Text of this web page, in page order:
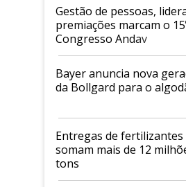
Gestão de pessoas,
premiações marcam o
Congresso Andav
Bayer anuncia nova
da Bollgard para o
Entregas de fertilizantes
somam mais de 12
tons